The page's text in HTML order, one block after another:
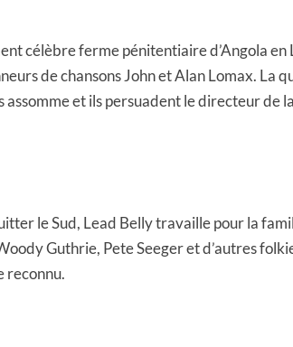
célèbre ferme pénitentiaire d’Angola en
de chansons John et Alan Lomax. La
assomme et ils persuadent le directeur de
le Sud, Lead Belly travaille pour la
Guthrie, Pete Seeger et d’autres
reconnu.